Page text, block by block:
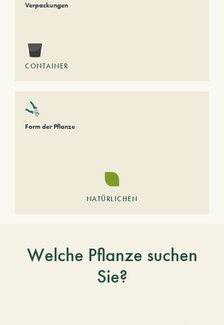
Verpackungen
CONTAINER
Form der Pflanze
NATÜRLICHEN
Welche Pflanze suchen
Sie?